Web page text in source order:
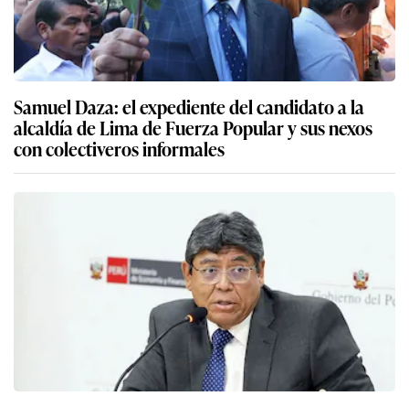
Samuel Daza: el expediente del candidato a la
alcaldía de Lima de Fuerza Popular y sus nexos
con colectiveros informales